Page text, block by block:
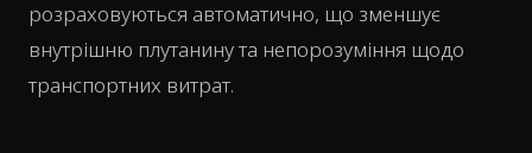
розраховуються автоматично, що зменшує
внутрішню плутанину та непорозуміння щодо
транспортних витрат.